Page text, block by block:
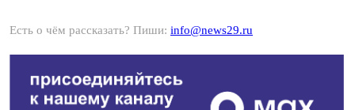
Есть о чём рассказать? Пиши: info@news29.ru